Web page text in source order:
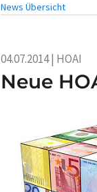
News Übersicht
04.07.2014 | HOAI
Neue